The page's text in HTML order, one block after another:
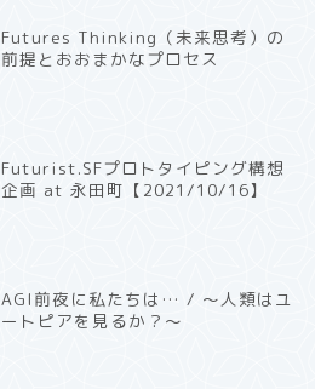
Futures Thinking（未来思考）の
前提とおおまかなプロセス
Futurist.SFプロトタイピング構想
企画 at 永田町【2021/10/16】
AGI前夜に私たちは… / 〜人類はユ
ートピアを見るか？〜